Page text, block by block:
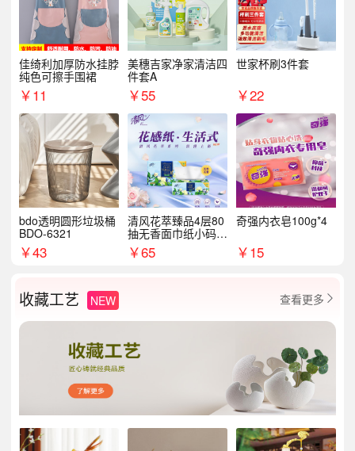
佳绮利加厚防水挂脖
纯色可擦手围裙
￥11
美穗吉家净家清洁四
件套A
￥55
世家杯刷3件套
￥22
bdo透明圆形垃圾桶
BDO-6321
￥43
清风花萃臻品4层80
抽无香面巾纸小码1
8包
￥65
奇强内衣皂100g*4
￥15
收藏工艺 NEW 查看更多 